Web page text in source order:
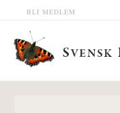
Hoppa till huvudinnehåll
BLI MEDLEM